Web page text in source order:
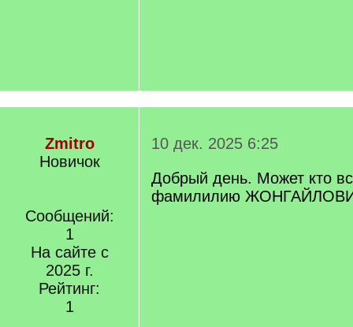
Zmitro
Новичок
Сообщений:
1
На сайте с
2025 г.
Рейтинг:
1
10 дек. 2025 6:25
Добрый день. Может кто
фамилилию